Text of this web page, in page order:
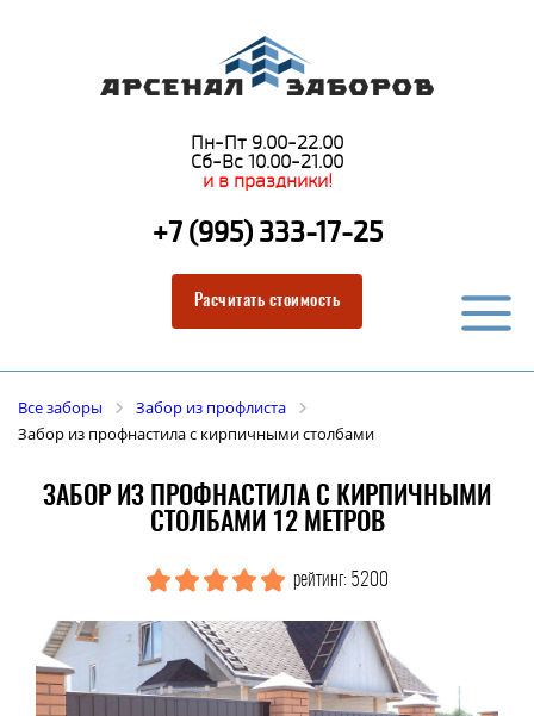
Пн-Пт 9.00-22.00
Сб-Вс 10.00-21.00
и в праздники!
+7 (995) 333-17-25
Расчитать стоимость
Все заборы
Забор из профлиста
Забор из профнастила с кирпичными столбами
ЗАБОР ИЗ ПРОФНАСТИЛА С КИРПИЧНЫМИ
СТОЛБАМИ 12 МЕТРОВ
рейтинг: 5200